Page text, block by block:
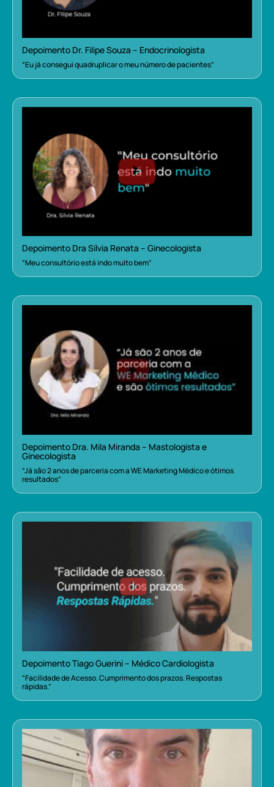
Depoimento Dr. Filipe Souza – Endocrinologista
“Eu já consegui quadruplicar o meu número de pacientes”
Depoimento Dra Sílvia Renata – Ginecologista
“Meu consultório está indo muito bem”
Depoimento Dra. Mila Miranda – Mastologista e
Ginecologista
“Já são 2 anos de parceria com a WE Marketing Médico e ótimos
resultados”
Depoimento Tiago Guerini – Médico Cardiologista
“Facilidade de Acesso. Cumprimento dos prazos. Respostas
rápidas.”